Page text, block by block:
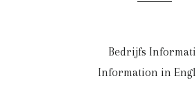
Bedrijfs
Information in